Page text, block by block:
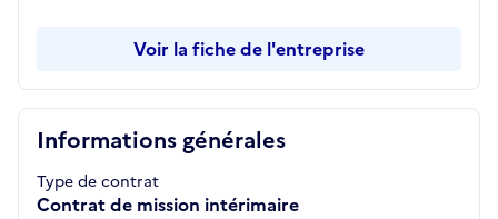
Informations générales
Type de contrat
Contrat de mission intérimaire
Voir la fiche de l'entreprise